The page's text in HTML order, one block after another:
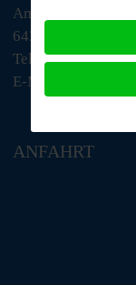
Am Morsberg 1
64385 Reichelsheim
Telefon: 06063 /
E-Mail:
ANFAHRT